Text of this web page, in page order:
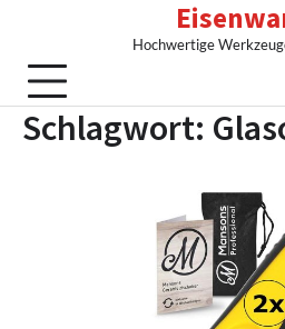
content
Hochwertige
Schlagwort: